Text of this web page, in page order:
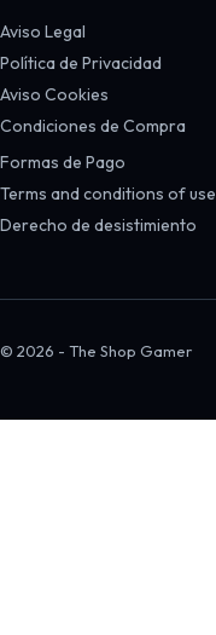
Aviso Legal
Política de Privacidad
Aviso Cookies
Condiciones de Compra
Formas de Pago
Terms and conditions of use
Derecho de desistimiento
© 2026 - The Shop Gamer